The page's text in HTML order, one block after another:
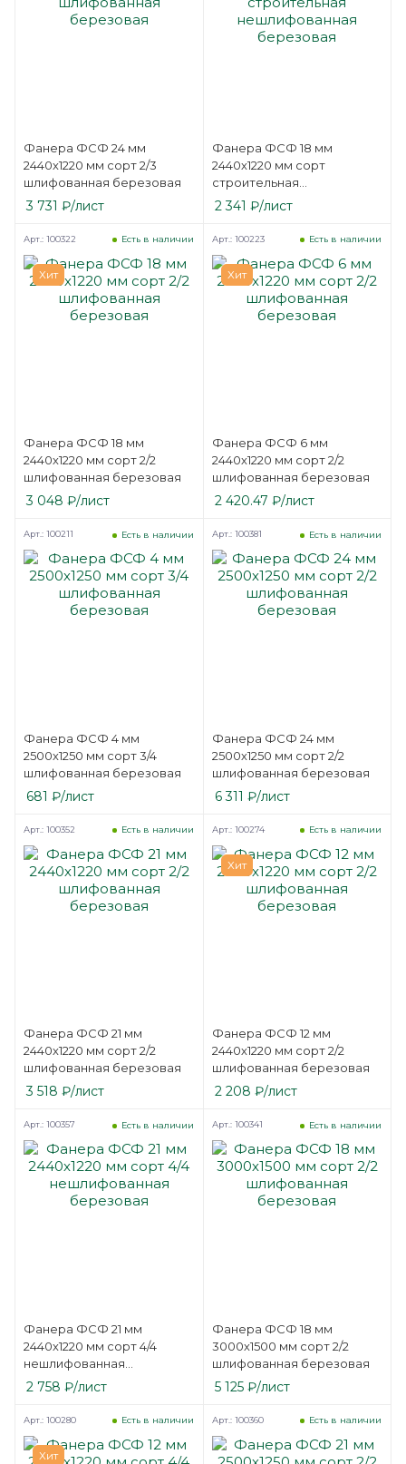
Фанера ФСФ 24 мм
2440х1220 мм сорт 2/3
шлифованная березовая
3 731 ₽/лист
Фанера ФСФ 18 мм
2440х1220 мм сорт
строительная
нешлифованная
березовая
2 341 ₽/лист
Хит
Фанера ФСФ 18 мм
2440х1220 мм сорт 2/2
шлифованная березовая
Есть в наличии
Арт.: 100322
3 048 ₽/лист
Хит
Фанера ФСФ 6 мм
2440х1220 мм сорт 2/2
шлифованная березовая
Есть в наличии
Арт.: 100223
2 420.47 ₽/лист
Фанера ФСФ 4 мм
2500х1250 мм сорт 3/4
шлифованная березовая
Есть в наличии
Арт.: 100211
681 ₽/лист
Фанера ФСФ 24 мм
2500х1250 мм сорт 2/2
шлифованная березовая
Есть в наличии
Арт.: 100381
6 311 ₽/лист
Фанера ФСФ 21 мм
2440х1220 мм сорт 2/2
шлифованная березовая
Есть в наличии
Арт.: 100352
3 518 ₽/лист
Хит
Фанера ФСФ 12 мм
2440х1220 мм сорт 2/2
шлифованная березовая
Есть в наличии
Арт.: 100274
2 208 ₽/лист
Фанера ФСФ 21 мм
2440х1220 мм сорт 4/4
нешлифованная
березовая
Есть в наличии
Арт.: 100357
2 758 ₽/лист
Фанера ФСФ 18 мм
3000х1500 мм сорт 2/2
шлифованная березовая
Есть в наличии
Арт.: 100341
5 125₽/лист
Хит
Есть в наличии
Арт.: 100280 Есть в наличии
Арт.: 100360